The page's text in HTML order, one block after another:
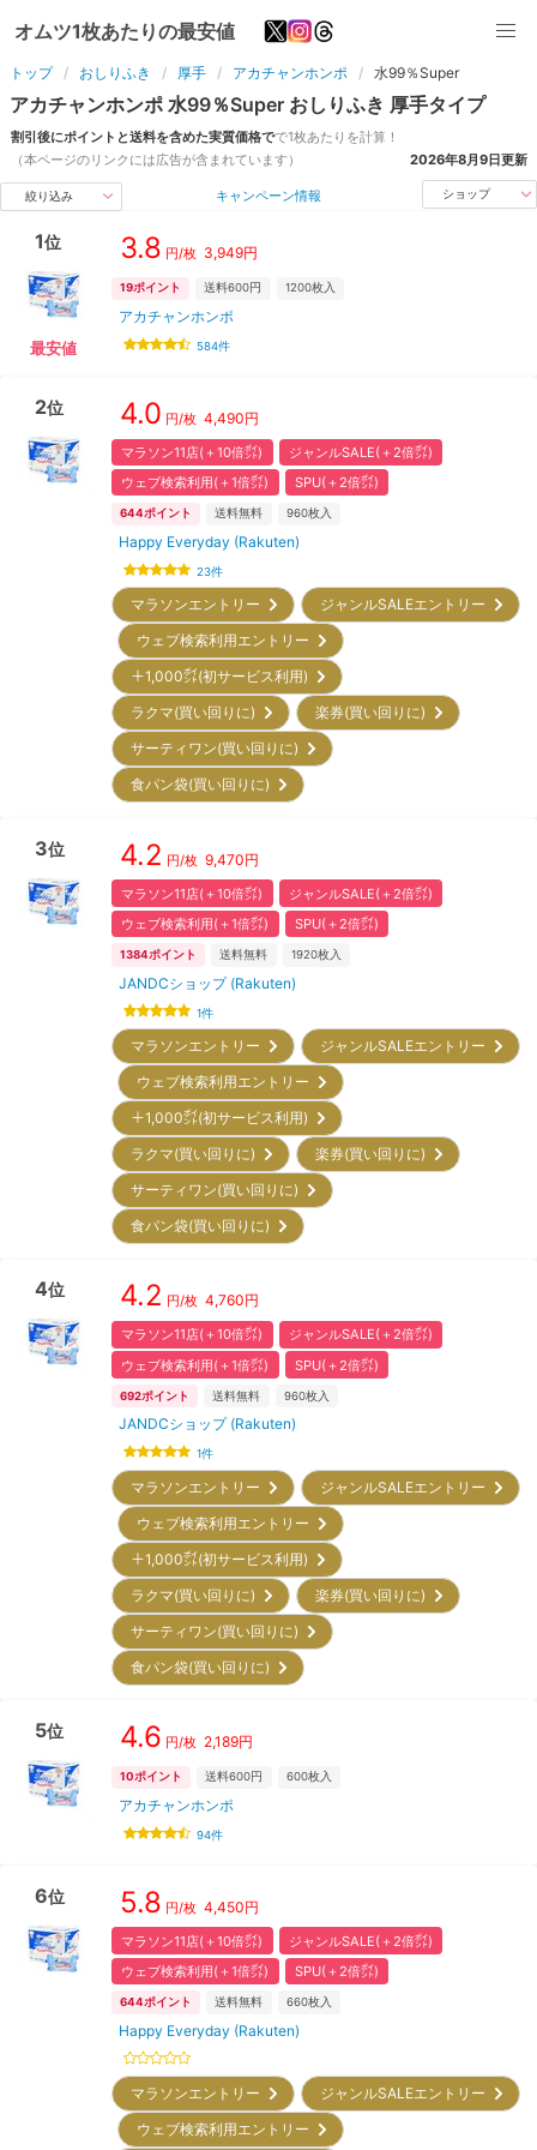
オムツ1枚あたりの最安値
トップ おしりふき 厚手 アカチャンホンポ 水99％Super
アカチャンホンポ 水99％Super おしりふき 厚手タイプ
割引後にポイントと送料を含めた実質価格でで1枚あたりを計算！
（本ページのリンクには広告が含まれています）
2026年8月9日更新
絞り込み キャンペーン情報 ショップ
1位
最安値
3.8 円/枚 3,949円
19ポイント 送料600円 1200枚入
アカチャンホンポ
584件
2位 4.0 円/枚 4,490円
マラソン11店(＋10倍㌽)
ジャンルSALE(＋2倍㌽)
ウェブ検索利用(＋1倍㌽)
SPU(＋2倍㌽)
644ポイント 送料無料 960枚入
Happy Everyday (Rakuten)
23件
マラソンエントリー
ジャンルSALEエントリー
ウェブ検索利用エントリー
＋1,000㌽(初サービス利用)
ラクマ(買い回りに)
楽券(買い回りに)
サーティワン(買い回りに)
食パン袋(買い回りに)
3位 4.2 円/枚 9,470円
マラソン11店(＋10倍㌽)
ジャンルSALE(＋2倍㌽)
ウェブ検索利用(＋1倍㌽)
SPU(＋2倍㌽)
1384ポイント 送料無料 1920枚入
JANDCショップ (Rakuten)
1件
マラソンエントリー
ジャンルSALEエントリー
ウェブ検索利用エントリー
＋1,000㌽(初サービス利用)
ラクマ(買い回りに)
楽券(買い回りに)
サーティワン(買い回りに)
食パン袋(買い回りに)
4位 4.2 円/枚 4,760円
マラソン11店(＋10倍㌽)
ジャンルSALE(＋2倍㌽)
ウェブ検索利用(＋1倍㌽)
SPU(＋2倍㌽)
692ポイント 送料無料 960枚入
JANDCショップ (Rakuten)
1件
マラソンエントリー
ジャンルSALEエントリー
ウェブ検索利用エントリー
＋1,000㌽(初サービス利用)
ラクマ(買い回りに)
楽券(買い回りに)
サーティワン(買い回りに)
食パン袋(買い回りに)
5位 4.6 円/枚 2,189円
10ポイント 送料600円 600枚入
アカチャンホンポ
94件
6位 5.8 円/枚 4,450円
マラソン11店(＋10倍㌽)
ジャンルSALE(＋2倍㌽)
ウェブ検索利用(＋1倍㌽)
SPU(＋2倍㌽)
644ポイント 送料無料 660枚入
Happy Everyday (Rakuten)
マラソンエントリー
ジャンルSALEエントリー
ウェブ検索利用エントリー